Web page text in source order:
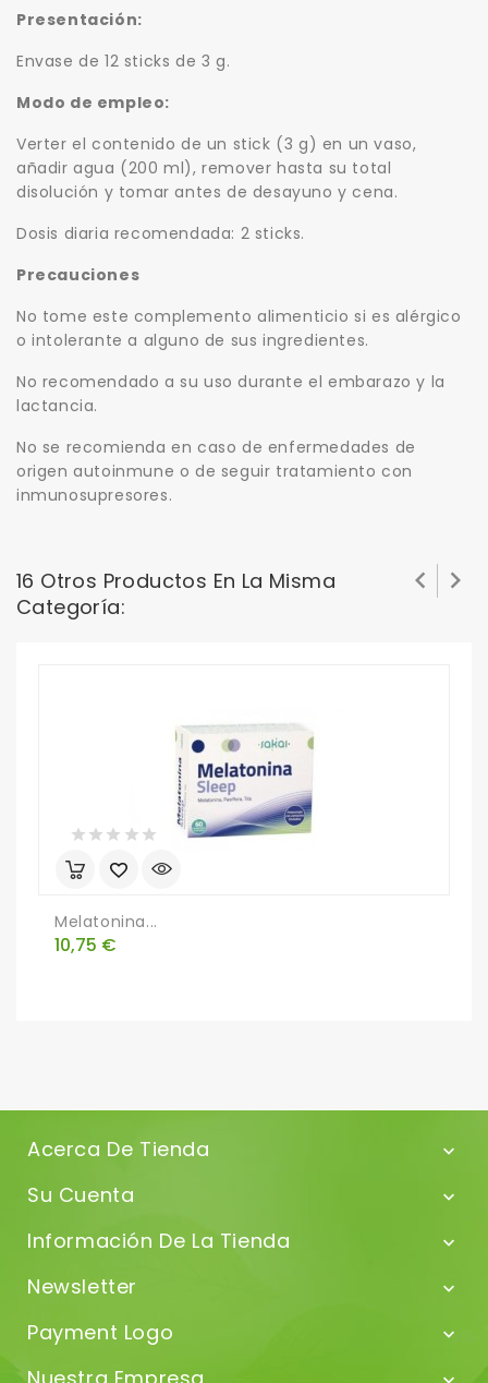
Presentación:
Envase de 12 sticks de 3 g.
Modo de empleo:
Verter el contenido de un stick (3 g) en un vaso,
añadir agua (200 ml), remover hasta su total
disolución y tomar antes de desayuno y cena.
Dosis diaria recomendada: 2 sticks.
Precauciones
No tome este complemento alimenticio si es alérgico
o intolerante a alguno de sus ingredientes.
No recomendado a su uso durante el embarazo y la
lactancia.
No se recomienda en caso de enfermedades de
origen autoinmune o de seguir tratamiento con
inmunosupresores.
16 Otros Productos En La Misma
Categoría:
Melatonina...
Precio
10,75 €
 
Acerca De Tienda 
Su Cuenta 
Información De La Tienda 
Newsletter 
Payment Logo 